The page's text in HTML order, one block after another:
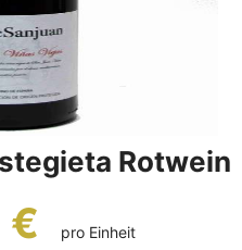
Rotwein
€ pro Einheit